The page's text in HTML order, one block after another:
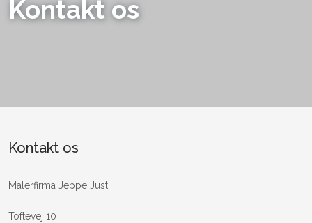
Kontakt os​
Kontakt os
​Malerfirma Jeppe Just
Toftevej 10